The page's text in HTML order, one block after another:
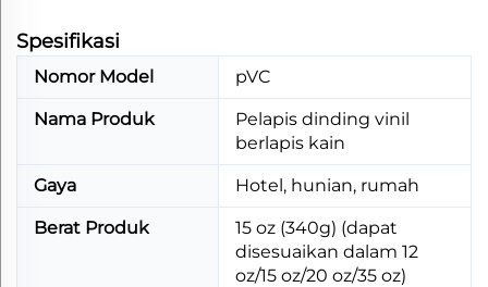
Spesifikasi​
Nomor Model pVC
Nama Produk
Pelapis dinding vinil
berlapis kain
Gaya Hotel, hunian, rumah
Berat Produk
15 oz (340g) (dapat
disesuaikan dalam 12
oz/15 oz/20 oz/35 oz)